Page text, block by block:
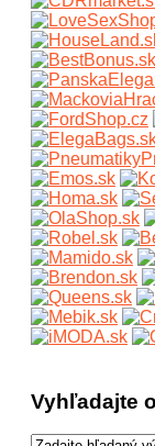
Vyhľadajte